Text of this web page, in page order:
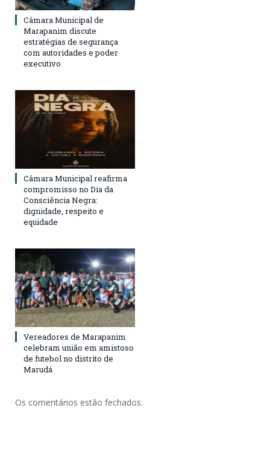
Câmara Municipal de
Marapanim discute
estratégias de segurança
com autoridades e poder
executivo
Câmara Municipal reafirma
compromisso no Dia da
Consciência Negra:
dignidade, respeito e
equidade
Vereadores de Marapanim
celebram união em amistoso
de futebol no distrito de
Marudá
Os comentários estão fechados.